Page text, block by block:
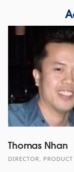
Thomas Nhan
DIRECTOR,